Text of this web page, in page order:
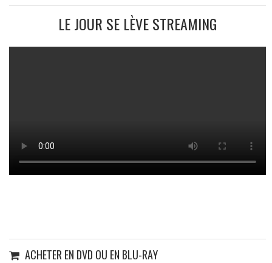
LE JOUR SE LÈVE STREAMING
ACHETER EN DVD OU EN BLU-RAY